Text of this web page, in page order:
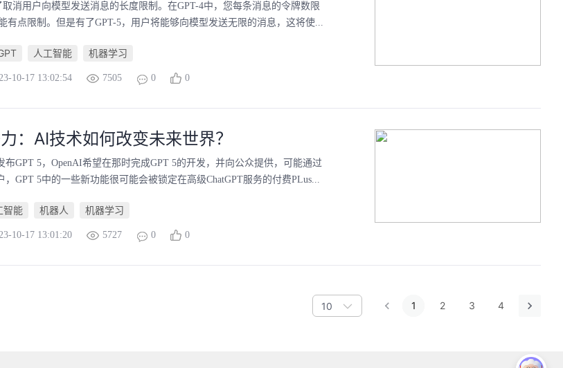
消用户向模型发送消息的长度限制。在GPT-4中，您每条消息的令牌数限
有点限制。但是有了GPT-5，用户将能够向模型发送无限的消息，这将使...
人工智能 机器学习
10-17 13:02:54 7505 0 0
：AI技术如何改变未来世界？
布GPT 5，OpenAI希望在那时完成GPT 5的开发，并向公众提供，可能通过
，GPT 5中的一些新功能很可能会被锁定在高级ChatGPT服务的付费PLus...
智能 机器人 机器学习
10-17 13:01:20 5727 0 0
10 1 2 3 4